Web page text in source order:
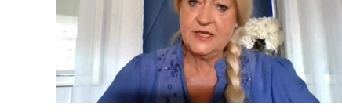
Dr Lucyna Kulińska: Wywłaszczenie Polaków już zaraz!
Jak bronić się przed utratą wolnej Polski?